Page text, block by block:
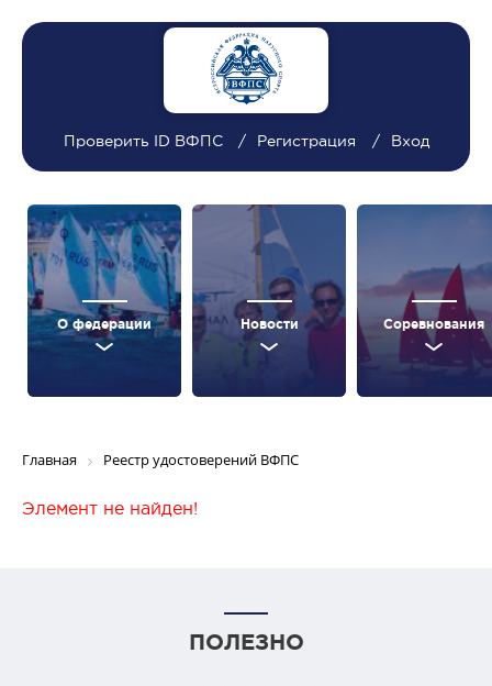
Проверить ID ВФПС Регистрация Вход
О федерации Новости Соревнования
Главная Реестр удостоверений ВФПС
Элемент не найден!
ПОЛЕЗНО